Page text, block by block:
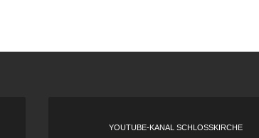
YOUTUBE-KANAL SCHLOSSKIRCHE